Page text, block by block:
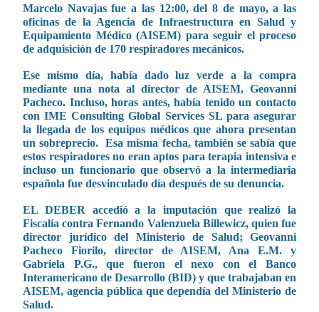
Marcelo Navajas fue a las 12:00, del 8 de mayo, a las
oficinas de la Agencia de Infraestructura en Salud y
Equipamiento Médico (AISEM) para seguir el proceso
de adquisición de 170 respiradores mecánicos.
Ese mismo día, había dado luz verde a la compra
mediante una nota al director de AISEM, Geovanni
Pacheco. Incluso, horas antes, había tenido un contacto
con IME Consulting Global Services SL para asegurar
la llegada de los equipos médicos que ahora presentan
un sobreprecio. Esa misma fecha, también se sabía que
estos respiradores no eran aptos para terapia intensiva e
incluso un funcionario que observó a la intermediaria
española fue desvinculado día después de su denuncia.
EL DEBER accedió a la imputación que realizó la
Fiscalía contra Fernando Valenzuela Billewicz, quien fue
director jurídico del Ministerio de Salud; Geovanni
Pacheco Fiorilo, director de AISEM, Ana E.M. y
Gabriela P.G., que fueron el nexo con el Banco
Interamericano de Desarrollo (BID) y que trabajaban en
AISEM, agencia pública que dependía del Ministerio de
Salud.